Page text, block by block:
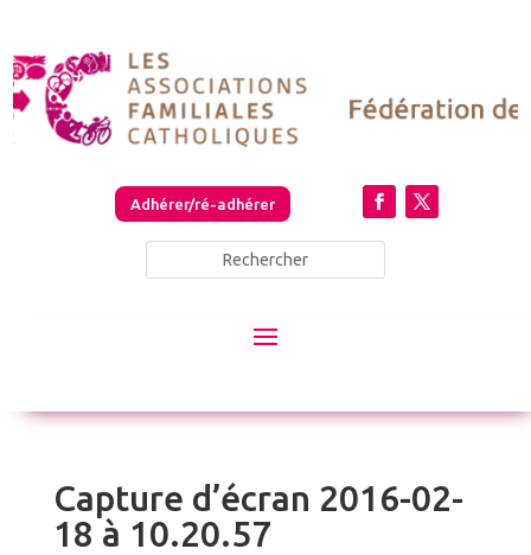
Adhérer/ré-adhérer
Capture d’écran 2016-02-
18 à 10.20.57